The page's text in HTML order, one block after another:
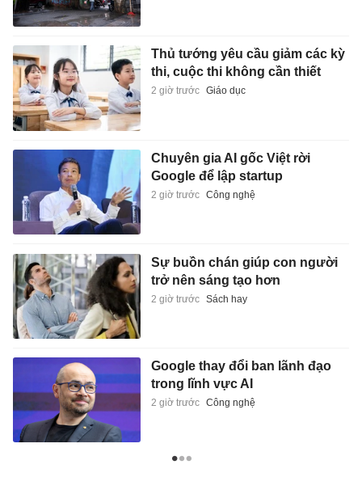
Thủ tướng yêu cầu giảm các kỳ
thi, cuộc thi không cần thiết
2 giờ trước Giáo dục
Chuyên gia AI gốc Việt rời
Google để lập startup
2 giờ trước Công nghệ
Sự buồn chán giúp con người
trở nên sáng tạo hơn
2 giờ trước Sách hay
Google thay đổi ban lãnh đạo
trong lĩnh vực AI
2 giờ trước Công nghệ